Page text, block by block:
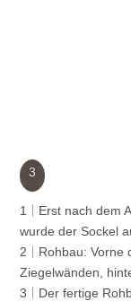
3
1
Erst nach dem
wurde der Sockel
2
Rohbau: Vorne
Ziegelwänden,
3
Der fertige